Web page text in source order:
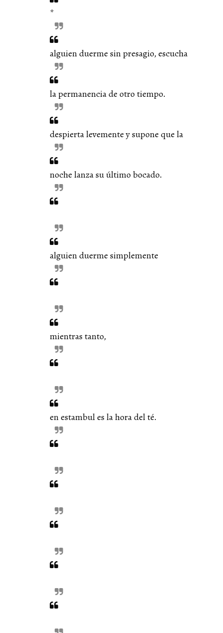
*
alguien duerme sin presagio, escucha
la permanencia de otro tiempo.
despierta levemente y supone que la
noche lanza su último bocado.
alguien duerme simplemente
mientras tanto,
en estambul es la hora del té.